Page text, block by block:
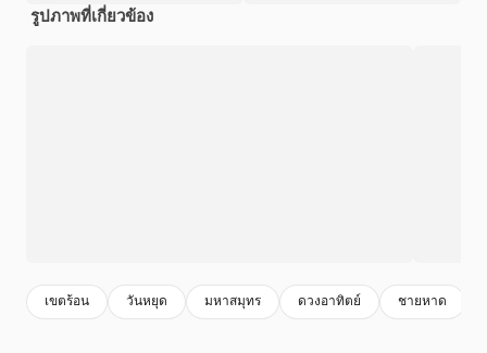
รูปภาพที่เกี่ยวข้อง
เขตร้อน วันหยุด มหาสมุทร ดวงอาทิตย์ ชายหาด